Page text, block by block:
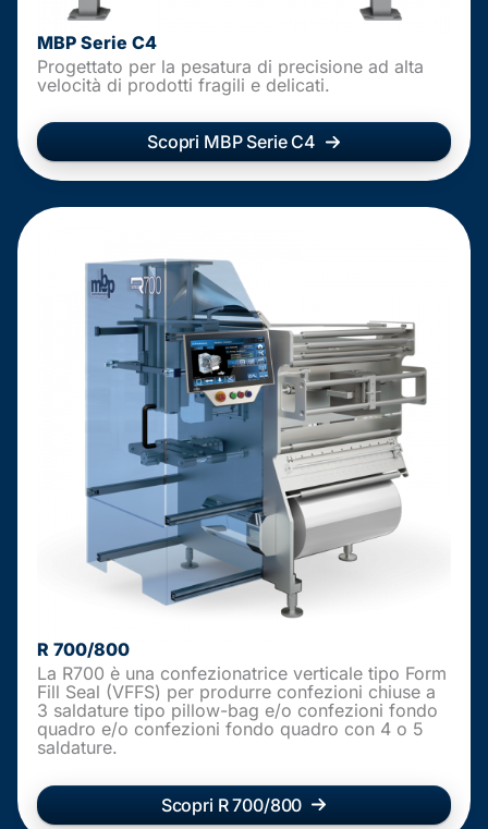
MBP Serie C4
Progettato per la pesatura di precisione ad alta
velocità di prodotti fragili e delicati.
Scopri MBP Serie C4
R 700/800
La R700 è una confezionatrice verticale tipo Form
Fill Seal (VFFS) per produrre confezioni chiuse a
3 saldature tipo pillow-bag e/o confezioni fondo
quadro e/o confezioni fondo quadro con 4 o 5
saldature.
Scopri R 700/800